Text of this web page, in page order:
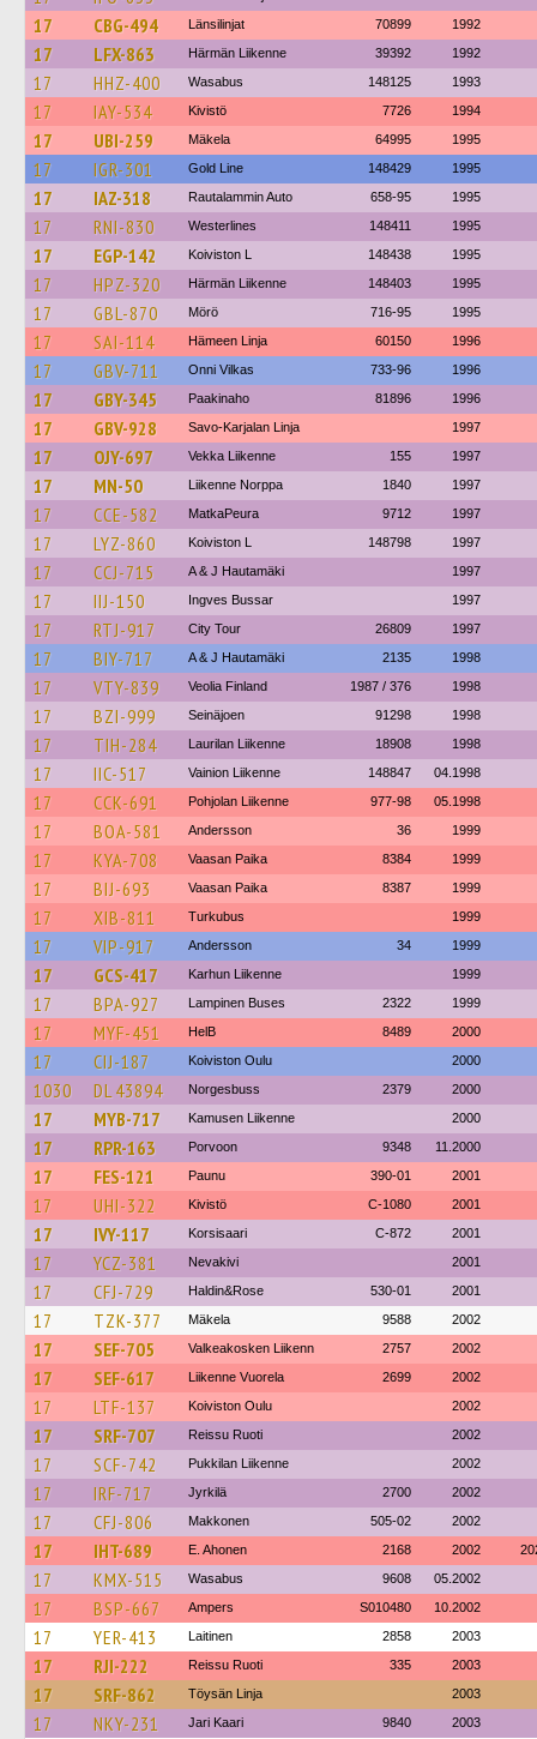
17 CBG-494 Länsilinjat 70899 1992
17 LFX-863 Härmän Liikenne 39392 1992
17 HHZ-400 Wasabus 148125 1993
17 IAY-534 Kivistö 7726 1994
17 UBI-259 Mäkela 64995 1995
17 IGR-301 Gold Line 148429 1995
17 IAZ-318 Rautalammin Auto 658-95 1995
17 RNI-830 Westerlines 148411 1995
17 EGP-142 Koiviston L 148438 1995
17 HPZ-320 Härmän Liikenne 148403 1995
17 GBL-870 Mörö 716-95 1995
17 SAI-114 Hämeen Linja 60150 1996
17 GBV-711 Onni Vilkas 733-96 1996
17 GBY-345 Paakinaho 81896 1996
17 GBV-928 Savo-Karjalan Linja 1997
17 OJY-697 Vekka Liikenne 155 1997
17 MN-50 Liikenne Norppa 1840 1997
17 CCE-582 MatkaPeura 9712 1997
17 LYZ-860 Koiviston L 148798 1997
17 CCJ-715 A & J Hautamäki 1997
17 IIJ-150 Ingves Bussar 1997
17 RTJ-917 City Tour 26809 1997
17 BIY-717 A & J Hautamäki 2135 1998
17 VTY-839 Veolia Finland 1987 / 376 1998
17 BZI-999 Seinäjoen 91298 1998
17 TIH-284 Laurilan Liikenne 18908 1998
17 IIC-517 Vainion Liikenne 148847 04.1998
17 CCK-691 Pohjolan Liikenne 977-98 05.1998
17 BOA-581 Andersson 36 1999
17 KYA-708 Vaasan Paika 8384 1999
17 BIJ-693 Vaasan Paika 8387 1999
17 XIB-811 Turkubus 1999
17 VIP-917 Andersson 34 1999
17 GCS-417 Karhun Liikenne 1999
17 BPA-927 Lampinen Buses 2322 1999
17 MYF-451 HelB 8489 2000
17 CIJ-187 Koiviston Oulu 2000
1030 DL 43894 Norgesbuss 2379 2000
17 MYB-717 Kamusen Liikenne 2000
17 RPR-163 Porvoon 9348 11.2000
17 FES-121 Paunu 390-01 2001
17 UHI-322 Kivistö C-1080 2001
17 IVY-117 Korsisaari C-872 2001
17 YCZ-381 Nevakivi 2001
17 CFJ-729 Haldin&Rose 530-01 2001
17 TZK-377 Mäkela 9588 2002
17 SEF-705 Valkeakosken Liikenn 2757 2002
17 SEF-617 Liikenne Vuorela 2699 2002
17 LTF-137 Koiviston Oulu 2002
17 SRF-707 Reissu Ruoti 2002
17 SCF-742 Pukkilan Liikenne 2002
17 IRF-717 Jyrkilä 2700 2002
17 CFJ-806 Makkonen 505-02 2002
17 IHT-689 E. Ahonen 2168 2002
17 KMX-515 Wasabus 9608 05.2002
17 BSP-667 Ampers S010480 10.2002
17 YER-413 Laitinen 2858 2003
17 RJI-222 Reissu Ruoti 335 2003
17 SRF-862 Töysän Linja 2003
17 NKY-231 Jari Kaari 9840 2003